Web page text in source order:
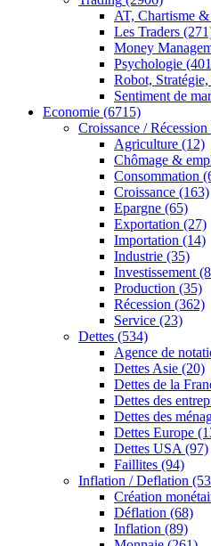
AT, Chartisme
Les Traders
Money
Psychologie
Robot, Stratégie,
Sentiment de
Economie (6715)
Croissance / Récession
Agriculture (12)
Chômage &
Consommation
Croissance (163)
Epargne (65)
Exportation (27)
Importation (14)
Industrie (35)
Investissement
Production (35)
Récession (362)
Service (23)
Dettes (534)
Agence de
Dettes Asie (20)
Dettes de la
Dettes des
Dettes des
Dettes Europe
Dettes USA (97)
Faillites (94)
Inflation / Deflation
Création
Déflation (68)
Inflation (89)